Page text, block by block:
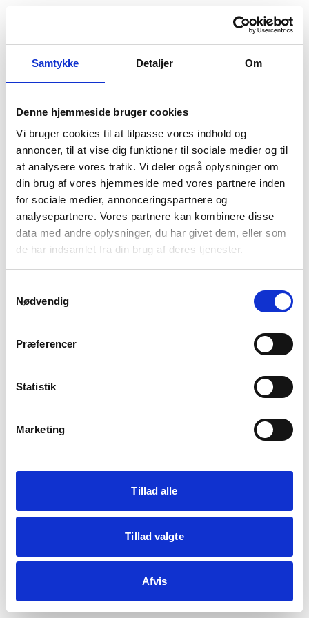
Samtykke Detaljer Om
Denne hjemmeside bruger cookies
Vi bruger cookies til at tilpasse vores indhold og
annoncer, til at vise dig funktioner til sociale medier og til
at analysere vores trafik. Vi deler også oplysninger om
din brug af vores hjemmeside med vores partnere inden
for sociale medier, annonceringspartnere og
analysepartnere. Vores partnere kan kombinere disse
data med andre oplysninger, du har givet dem, eller som
de har indsamlet fra din brug af deres tjenester.
Nødvendig
Præferencer
Statistik
Marketing
Tillad alle
Tillad valgte
Afvis
Der opstod en uventet fejl
Vi beklager ulejligheden. Prøv at genindlæse siden.